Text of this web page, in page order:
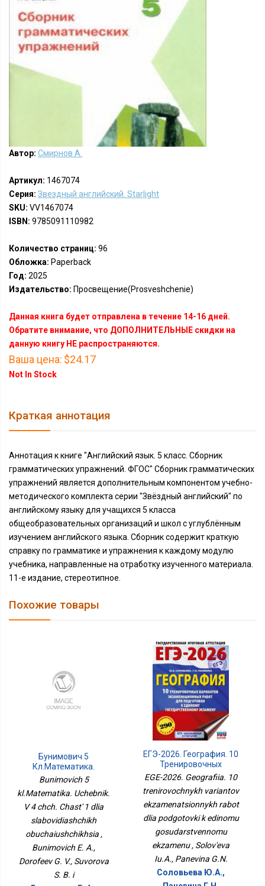
Автор: Смирнов А.
Артикул: 1467074
Серия: Звездный английский. Starlight
SKU: VV1467074
ISBN: 9785091110982
Количество страниц: 96
Обложка: Paperback
Год: 2025
Издательство: Просвещение(Prosveshchenie)
Данная книга будет отправлена в течение 14-16 дней.
Обратите внимание, что ДОПОЛНИТЕЛЬНЫЕ скидки на
данную книгу НЕ распространяются.
Ваша цена: $24.17
Not In Stock
Краткая аннотация
Аннотация к книге "Английский язык. 5 класс. Сборник
грамматических упражнений. ФГОС" Сборник грамматических
упражнений является дополнительным компонентом учебно-
методического комплекта серии "Звёздный английский" по
английскому языку для учащихся 5 класса
общеобразовательных организаций и школ с углублённым
изучением английского языка. Сборник содержит краткую
справку по грамматике и упражнения к каждому модулю
учебника, направленные на отработку изученного материала.
11-е издание, стереотипное.
Похожие товары
Бунимович 5
Кл.Математика.
Учебник. В 4 Чч. Часть 1
Обучающихся
Bunimovich 5
kl.Matematika. Uchebnik.
V 4 chch. Chast' 1 dlia
slabovidiashchikh
obuchaiushchikhsia ,
Bunimovich E. A.,
Dorofeev G. V., Suvorova
S. B. i
ЕГЭ-2026. География. 10
Тренировочных
Вариантов
Экзаменационных
Работ Для Подготовки К
Единому
Государственному
Экзамену
EGE-2026. Geografiia. 10
trenirovochnykh variantov
ekzamenatsionnykh rabot
dlia podgotovki k edinomu
gosudarstvennomu
ekzamenu , Solov'eva
Iu.A., Panevina G.N.
Соловьева Ю.А.,